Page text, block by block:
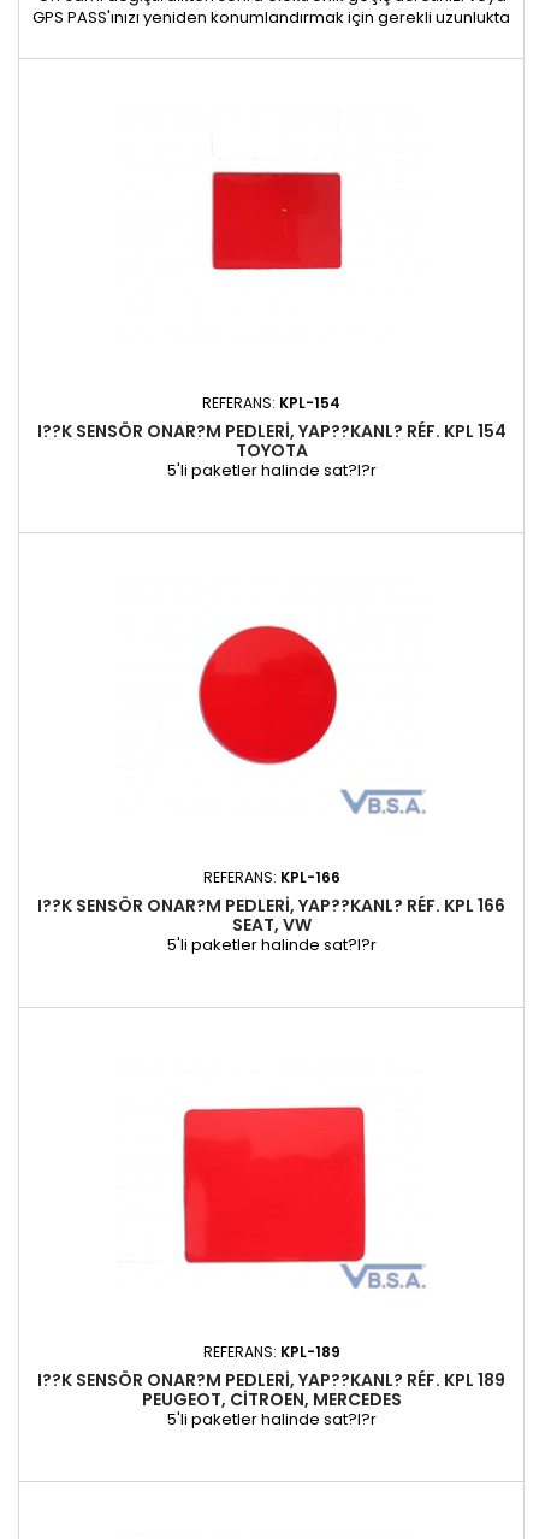
GPS PASS'ınızı yeniden konumlandırmak için gerekli uzunlukta
Uzunluk 5M Sabitleme ve PASS olmadan tedarik edilir
REFERANS: KPL-154
I??K SENSÖR ONAR?M PEDLERI, YAP??KANL? RÉF. KPL 154
TOYOTA
5'li paketler halinde sat?l?r
REFERANS: KPL-166
I??K SENSÖR ONAR?M PEDLERI, YAP??KANL? RÉF. KPL 166
SEAT, VW
5'li paketler halinde sat?l?r
REFERANS: KPL-189
I??K SENSÖR ONAR?M PEDLERI, YAP??KANL? RÉF. KPL 189
PEUGEOT, CITROEN, MERCEDES
5'li paketler halinde sat?l?r